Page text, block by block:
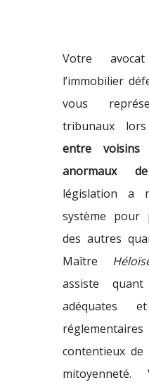
Votre
l’immobilier
vous
tribunaux
entre voisins
anormaux
législation a
système pour
des autres
Maître
assiste
adéquates
contentieux